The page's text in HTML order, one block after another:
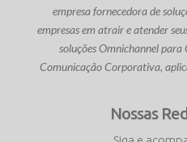
empresa fornecedora de
empresas em atrair e atender
soluções Omnichannel para
Comunicação Corporativa,
Nossas